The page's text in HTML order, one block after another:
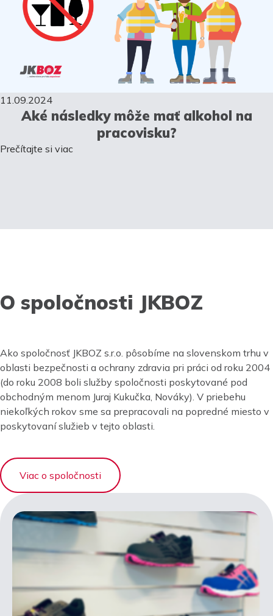
11.09.2024
Aké následky môže mať alkohol na
pracovisku?
Prečítajte si viac
O spoločnosti JKBOZ
Ako spoločnosť JKBOZ s.r.o. pôsobíme na slovenskom trhu v
oblasti bezpečnosti a ochrany zdravia pri práci od roku 2004
(do roku 2008 boli služby spoločnosti poskytované pod
obchodným menom Juraj Kukučka, Nováky). V priebehu
niekoľkých rokov sme sa prepracovali na popredné miesto v
poskytovaní služieb v tejto oblasti.
Viac o spoločnosti